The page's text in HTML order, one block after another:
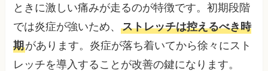
ときに激しい痛みが走るのが特徴です。初期段階
では炎症が強いため、ストレッチは控えるべき時
期があります。炎症が落ち着いてから徐々にスト
レッチを導入することが改善の鍵になります。